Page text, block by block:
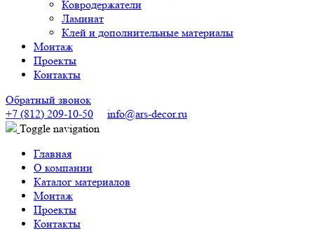
Ковродержатели
Ламинат
Клей и дополнительные материалы
Монтаж
Проекты
Контакты
Обратный звонок
+7 (812) 209-10-50
info@ars-decor.ru
Toggle navigation
Главная
О компании
Каталог материалов
Монтаж
Проекты
Контакты